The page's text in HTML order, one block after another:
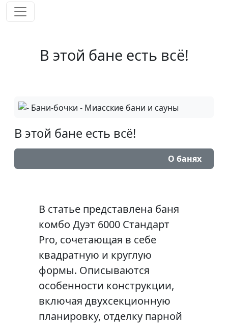
В этой бане есть всё!
В этой бане есть всё!
О банях
В статье представлена баня
комбо Дуэт 6000 Стандарт
Pro, сочетающая в себе
квадратную и круглую
формы. Описываются
особенности конструкции,
включая двухсекционную
планировку, отделку парной